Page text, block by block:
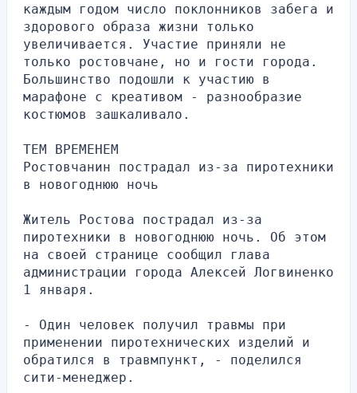
каждым годом число поклонников забега и
здорового образа жизни только
увеличивается. Участие приняли не
только ростовчане, но и гости города.
Большинство подошли к участию в
марафоне с креативом - разнообразие
костюмов зашкаливало.
ТЕМ ВРЕМЕНЕМ
Ростовчанин пострадал из-за пиротехники
в новогоднюю ночь
Житель Ростова пострадал из-за
пиротехники в новогоднюю ночь. Об этом
на своей странице сообщил глава
администрации города Алексей Логвиненко
1 января.
- Один человек получил травмы при
применении пиротехнических изделий и
обратился в травмпункт, - поделился
сити-менеджер.